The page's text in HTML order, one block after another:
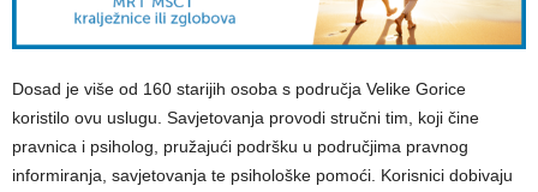
Dosad je više od 160 starijih osoba s područja Velike Gorice
koristilo ovu uslugu. Savjetovanja provodi stručni tim, koji čine
pravnica i psiholog, pružajući podršku u područjima pravnog
informiranja, savjetovanja te psihološke pomoći. Korisnici dobivaju